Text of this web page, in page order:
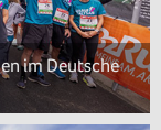
im Deutsche